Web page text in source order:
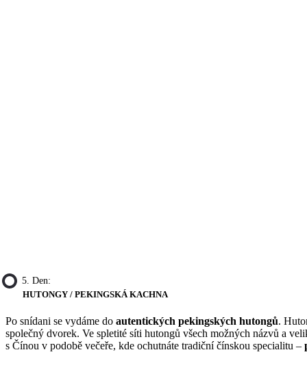
5. Den:
HUTONGY / PEKINGSKÁ KACHNA
Po snídani se vydáme do autentických pekingských hutongů.
společný dvorek. Ve spletité síti hutongů všech možných názvů a
s Čínou v podobě večeře, kde ochutnáte tradiční čínskou specialitu –